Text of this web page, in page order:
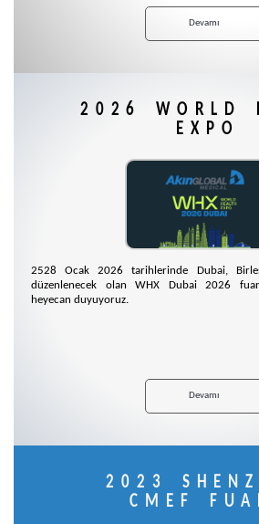
Devamı
2026 WORLD
EXPO
2528 Ocak 2026 tarihlerinde Dubai,
düzenlenecek olan WHX Dubai 2026
heyecan duyuyoruz.
Devamı
2023
CMEF